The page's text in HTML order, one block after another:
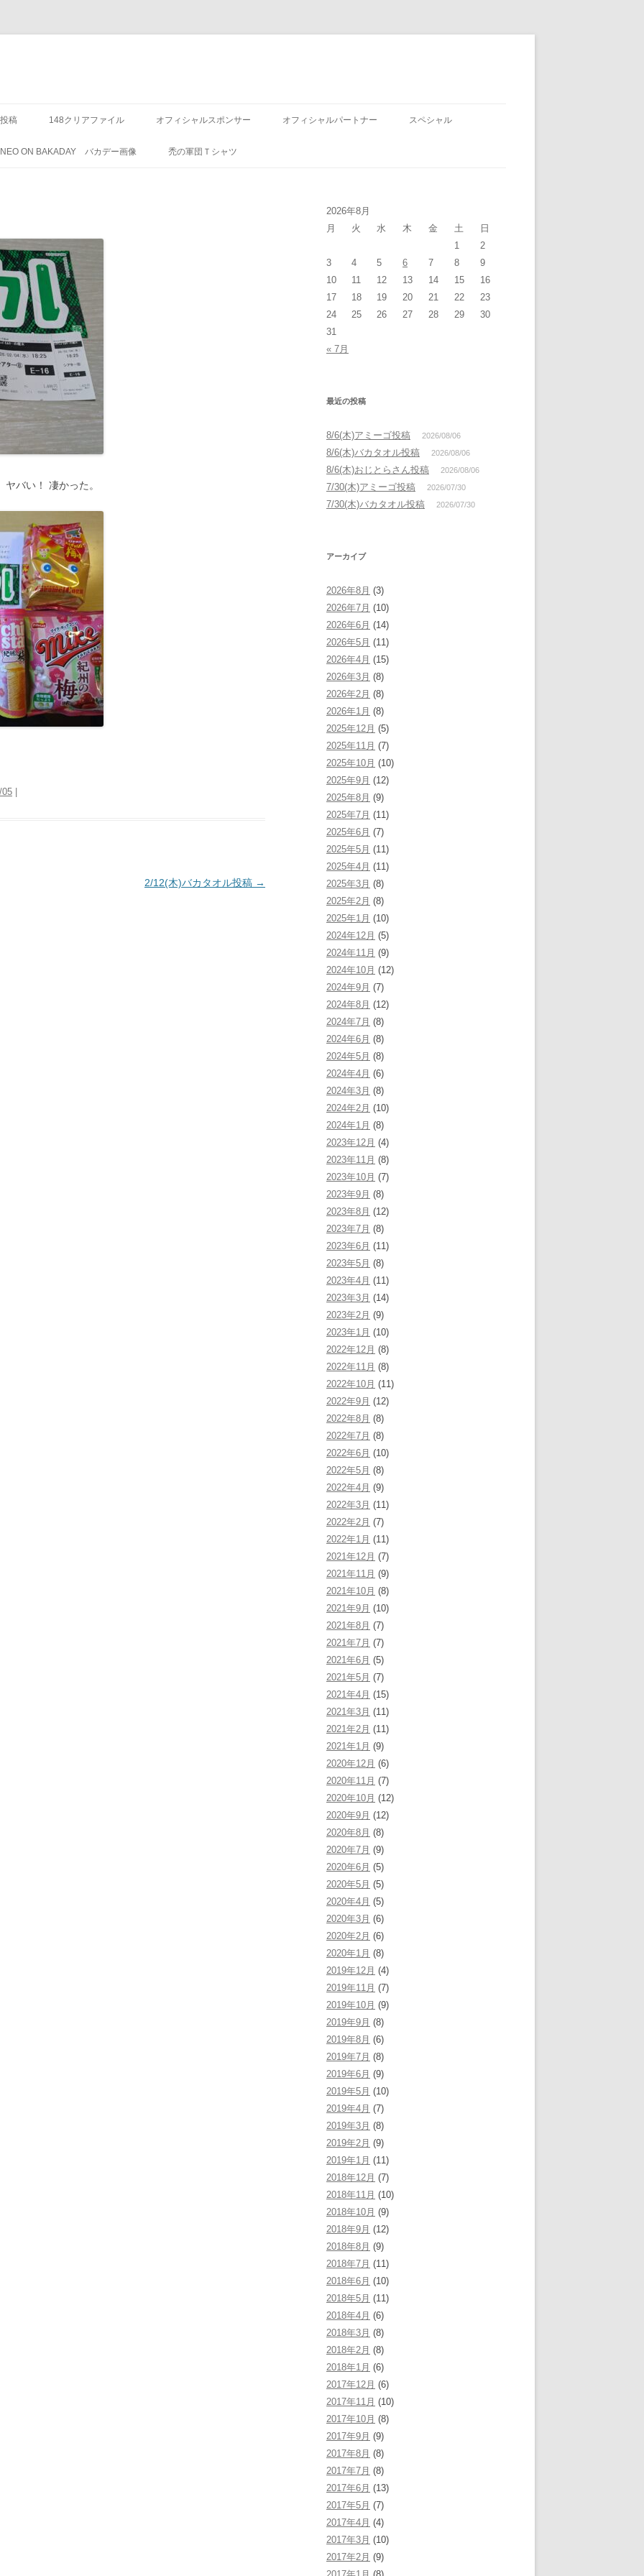
稿 148クリアファイル オフィシャルスポンサー オフィシャルパートナー スペシャル
ON BAKADAY バカデー画像 禿の軍団Ｔシャツ
バい！ 凄かった。
05
2/12(木)バカタオル投稿 →
2026年8月
月
火 水 木 金 土
日
1
2
3
4 5 6 7 8
9
10
11 12 13 14 15
16
17
18 19 20 21 22
23
24
25 26 27 28 29
30
31
« 7月
最近の投稿
8/6(木)アミーゴ投稿 2026/08/06
8/6(木)バカタオル投稿 2026/08/06
8/6(木)おじとらさん投稿 2026/08/06
7/30(木)アミーゴ投稿 2026/07/30
7/30(木)バカタオル投稿 2026/07/30
アーカイブ
2026年8月 (3)
2026年7月 (10)
2026年6月 (14)
2026年5月 (11)
2026年4月 (15)
2026年3月 (8)
2026年2月 (8)
2026年1月 (8)
2025年12月 (5)
2025年11月 (7)
2025年10月 (10)
2025年9月 (12)
2025年8月 (9)
2025年7月 (11)
2025年6月 (7)
2025年5月 (11)
2025年4月 (11)
2025年3月 (8)
2025年2月 (8)
2025年1月 (10)
2024年12月 (5)
2024年11月 (9)
2024年10月 (12)
2024年9月 (7)
2024年8月 (12)
2024年7月 (8)
2024年6月 (8)
2024年5月 (8)
2024年4月 (6)
2024年3月 (8)
2024年2月 (10)
2024年1月 (8)
2023年12月 (4)
2023年11月 (8)
2023年10月 (7)
2023年9月 (8)
2023年8月 (12)
2023年7月 (8)
2023年6月 (11)
2023年5月 (8)
2023年4月 (11)
2023年3月 (14)
2023年2月 (9)
2023年1月 (10)
2022年12月 (8)
2022年11月 (8)
2022年10月 (11)
2022年9月 (12)
2022年8月 (8)
2022年7月 (8)
2022年6月 (10)
2022年5月 (8)
2022年4月 (9)
2022年3月 (11)
2022年2月 (7)
2022年1月 (11)
2021年12月 (7)
2021年11月 (9)
2021年10月 (8)
2021年9月 (10)
2021年8月 (7)
2021年7月 (7)
2021年6月 (5)
2021年5月 (7)
2021年4月 (15)
2021年3月 (11)
2021年2月 (11)
2021年1月 (9)
2020年12月 (6)
2020年11月 (7)
2020年10月 (12)
2020年9月 (12)
2020年8月 (8)
2020年7月 (9)
2020年6月 (5)
2020年5月 (5)
2020年4月 (5)
2020年3月 (6)
2020年2月 (6)
2020年1月 (8)
2019年12月 (4)
2019年11月 (7)
2019年10月 (9)
2019年9月 (8)
2019年8月 (6)
2019年7月 (8)
2019年6月 (9)
2019年5月 (10)
2019年4月 (7)
2019年3月 (8)
2019年2月 (9)
2019年1月 (11)
2018年12月 (7)
2018年11月 (10)
2018年10月 (9)
2018年9月 (12)
2018年8月 (9)
2018年7月 (11)
2018年6月 (10)
2018年5月 (11)
2018年4月 (6)
2018年3月 (8)
2018年2月 (8)
2018年1月 (6)
2017年12月 (6)
2017年11月 (10)
2017年10月 (8)
2017年9月 (9)
2017年8月 (8)
2017年7月 (8)
2017年6月 (13)
2017年5月 (7)
2017年4月 (4)
2017年3月 (10)
2017年2月 (9)